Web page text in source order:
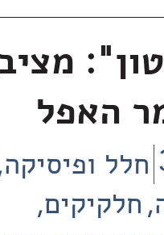
1 טון":
האפל
חלל ופיסיקה
חלקיקים